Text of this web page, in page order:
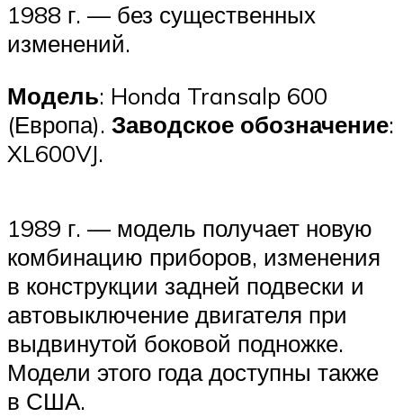
1988 г. — без существенных
изменений.
Модель: Honda Transalp 600
(Европа). Заводское обозначение:
XL600VJ.
1989 г. — модель получает новую
комбинацию приборов, изменения
в конструкции задней подвески и
автовыключение двигателя при
выдвинутой боковой подножке.
Модели этого года доступны также
в США.